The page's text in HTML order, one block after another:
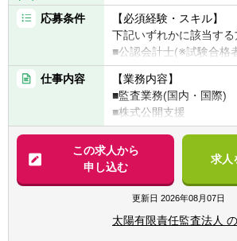
関連する業務全般
【組織について】
■経理財務統括部は「単
「連結経理財務部」で
組織の垣根を越えて情報
極的に行う一体的なチー
■組織は約15名で構成さ
大手監査法人出身の公認
■また、法務部門には複
ており、日常的に専門知
られる環境が整っていま
【キャリアパス】
応募条件
【必須経験・スキル】
下記いずれかに該当する
■公認会計士(※試験合格
■USCPA(※監査もしく
必須)
※前職のご経験を積極的
【海外駐在の条件につい
ご経験、英語力、ご年齢
けておりません。
目安として、基礎的な監
TOEIC700点程度でチャ
仕事内容
【業務内容】
■監査業務(国内・国際)
■株式公開支援
■内部統制支援
■IFRS導入支援 等
※法人として海外駐在職
針です。（欧米、アジア
※ご入所後、1～2年程度
験を積んでいただきます
この求人から
申し込む
求人
更新日 2026年08月07日
太陽有限責任監査法人